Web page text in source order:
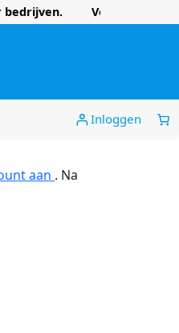
Voordelige
Inloggen
aan . Na